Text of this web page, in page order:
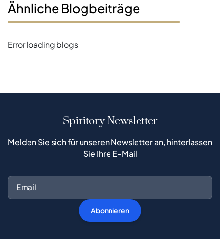
Ähnliche Blogbeiträge
Error loading blogs
Spiritory Newsletter
Melden Sie sich für unseren Newsletter an, hinterlassen
Sie Ihre E-Mail
Abonnieren